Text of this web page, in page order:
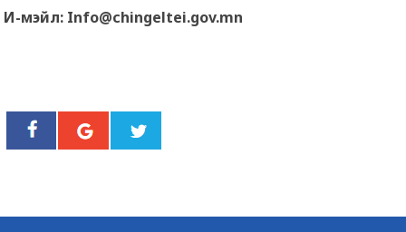
И-мэйл: Info@chingeltei.gov.mn